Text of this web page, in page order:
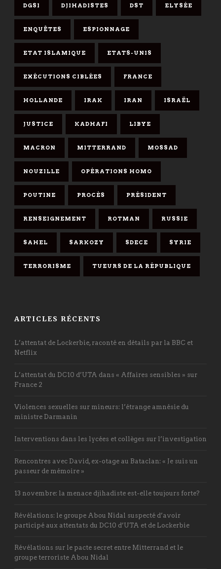
DGSI DJIHADISTES DST ELYSÉE
ENQUÊTES ESPIONNAGE
ETAT ISLAMIQUE ETATS-UNIS
EXÉCUTIONS CIBLÉES FRANCE
HOLLANDE IRAK IRAN ISRAËL
JUSTICE KADHAFI LIBYE
MACRON MITTERRAND MOSSAD
NOUZILLE OPÉRATIONS HOMO
POUTINE PROCÈS PRÉSIDENT
RENSEIGNEMENT ROTMAN RUSSIE
SAHEL SARKOZY SDECE SYRIE
TERRORISME TUEURS DE LA RÉPUBLIQUE
ARTICLES RÉCENTS
L’attentat de Lockerbie, raconté en détails par la BBC et
Netflix
L’attentat du DC10 d’UTA dans « Affaires sensibles » sur
France 2
Violences sexuelles sur mineurs: l’étrange amnésie du
ministre Darmanin
Interventions dans les lycées et collèges sur l’investigation
Rencontres avec David, ex-otage au Bataclan: « Je suis un
passeur de mémoire »
13 novembre: la menace djihadiste est-elle toujours forte?
Révélations: le groupe Abou Nidal suspecté d’avoir
participé aux attentats du DC10 d’UTA et de Lockerbie
Révélations sur le pacte secret entre Mitterrand et le
groupe terroriste Abou Nidal